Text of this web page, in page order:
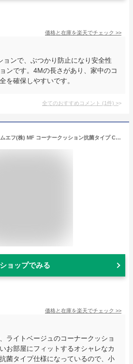
価格と在庫を楽天でチェック >>
ョンで、ぶつかり防止になり安全性
ンです。4Mの長さがあり、家中のコ
を確保しやすいです。
全てのおすすめコメント (1件) >
【ポイント10倍】エムエフ(株) MF コーナークッション抗菌タイプ C2030-LBE 【DIY 工具 TRUSCO トラスコ 】【おしゃれ おすすめ】[CB99]
ショップでみる
価格と在庫を楽天でチェック >>
ライトベージュのコーナークッショ
お部屋にフィットするオシャレなカ
菌タイプ仕様になっているので、小